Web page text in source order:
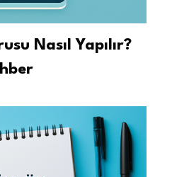
Nasıl Yapılır?